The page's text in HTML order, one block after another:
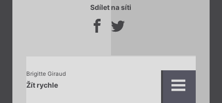
Sdílet na síti
Brigitte Giraud
Žít rychle